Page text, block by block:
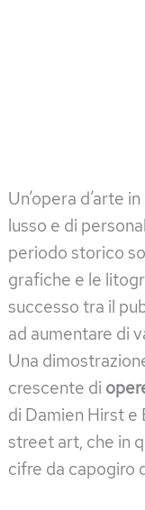
Un’opera d’arte
lusso e di
periodo storico
grafiche e le
successo tra il
ad aumentare di
Una
crescente di
di Damien Hirst e
street art, che in
cifre da capogiro